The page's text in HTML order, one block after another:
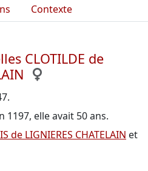
Contexte
CLOTILDE de
.
1197, elle avait 50 ans.
de LIGNIERES CHATELAIN et